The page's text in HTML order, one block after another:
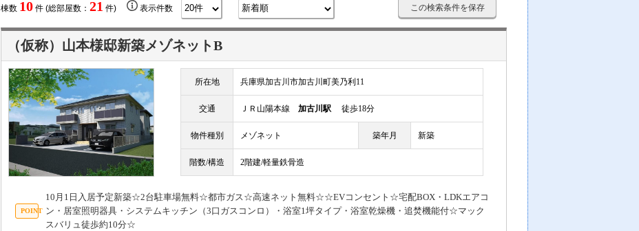
棟数 10 件 (総部屋数： 21 件) 表示件数 この検索条件を保存
（仮称）山本様邸新築メゾネットB
所在地 兵庫県加古川市加古川町美乃利11
交通 ＪＲ山陽本線 加古川駅 徒歩18分
物件種別 メゾネット 築年月 新築
階数/構造 2階建/軽量鉄骨造
10月1日入居予定新築☆2台駐車場無料☆都市ガス☆高速ネット無料☆☆EVコンセント☆宅配BOX・LDKエアコ
ン・居室照明器具・システムキッチン（3口ガスコンロ）・浴室1坪タイプ・浴室乾燥機・追焚機能付☆マック
スバリュ徒歩約10分☆